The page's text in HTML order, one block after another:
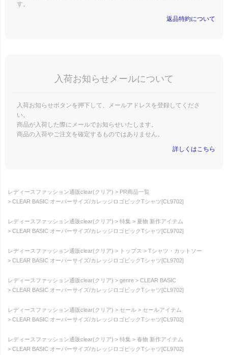
す。
返品特約について
入荷お知らせメールについて
入荷お知らせボタンを押下して、メールアドレスを登録してくださ
い。
商品が入荷した際にメールでお知らせいたします。
商品の入荷やご注文を確定するものではありません。
詳しくはこちら
レディースファッション通販clear(クリア)
PR商品一覧
CLEAR BASIC オーバーサイズ/カレッジロゴビックTシャツ[CL9702]
レディースファッション通販clear(クリア) 特集
夏物 新作アイテム
CLEAR BASIC オーバーサイズ/カレッジロゴビックTシャツ[CL9702]
レディースファッション通販clear(クリア) トップス
Tシャツ・カットソー
CLEAR BASIC オーバーサイズ/カレッジロゴビックTシャツ[CL9702]
レディースファッション通販clear(クリア) genre
CLEAR BASIC
CLEAR BASIC オーバーサイズ/カレッジロゴビックTシャツ[CL9702]
レディースファッション通販clear(クリア) セール
セールアイテム
CLEAR BASIC オーバーサイズ/カレッジロゴビックTシャツ[CL9702]
レディースファッション通販clear(クリア) 特集
春物 新作アイテム
CLEAR BASIC オーバーサイズ/カレッジロゴビックTシャツ[CL9702]